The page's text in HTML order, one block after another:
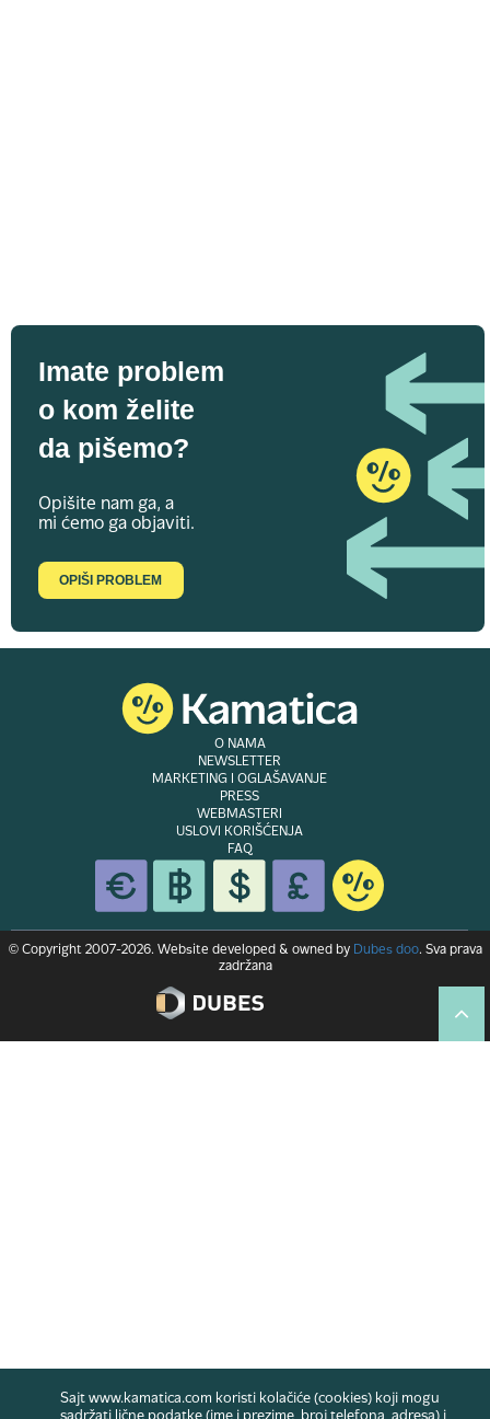
Imate problem
o kom želite
da pišemo?
Opišite nam ga, a
mi ćemo ga objaviti.
OPIŠI PROBLEM
O NAMA
NEWSLETTER
MARKETING I OGLAŠAVANJE
PRESS
WEBMASTERI
USLOVI KORIŠĆENJA
FAQ
© Copyright 2007-2026. Website developed & owned by Dubes doo. Sva prava
zadržana
Sajt www.kamatica.com koristi kolačiće (cookies) koji mogu